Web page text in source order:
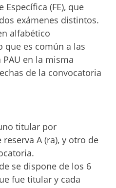
Específica (FE), que
exámenes distintos.
alfabético
que es común a las
en la misma
de la convocatoria
titular por
A (ra), y otro de
se dispone de los 6
fue titular y cada